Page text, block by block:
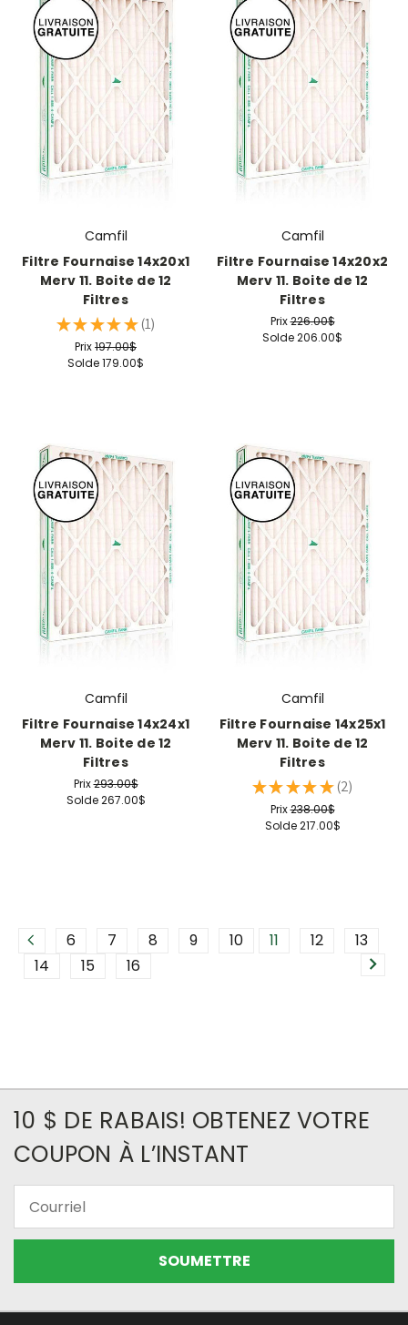
Camfil
Filtre Fournaise 14x20x1
Merv 11. Boite de 12
Filtres
★ ★ ★ ★ ★ 1
1
Prix197.00$
Solde179.00$
Camfil
Filtre Fournaise 14x20x2
Merv 11. Boite de 12
Filtres
Prix226.00$
Solde206.00$
Camfil
Filtre Fournaise 14x24x1
Merv 11. Boite de 12
Filtres
Prix293.00$
Solde267.00$
Camfil
Filtre Fournaise 14x25x1
Merv 11. Boite de 12
Filtres
★ ★ ★ ★ ★ 2
2
Prix238.00$
Solde217.00$
6 7 8 9 10 11 12
13
14
15 16
10 $ DE RABAIS! OBTENEZ VOTRE
COUPON À L’INSTANT